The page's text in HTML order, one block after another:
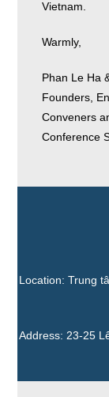
Vietnam.
Warmly,
Phan Le Ha
Founders,
Conveners
Conference
Location: Trung
Address: 23-25